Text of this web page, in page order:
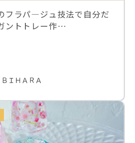
フラパ―ジュ技法で自分だ
ントトレー作…
ＩＨＡＲＡ